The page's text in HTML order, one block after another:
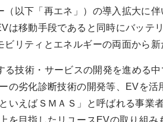
以下「再エネ」）の導入拡大に
は移動手段であると同時にバッテ
リティとエネルギーの両面から
技術・サービスの開発を進める
の劣化診断技術の開発等、EVを
いえばＳＭＡＳ」と呼ばれる事業
目指したリユースEVの取り組み